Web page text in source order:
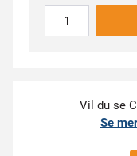
Vil du se
Se